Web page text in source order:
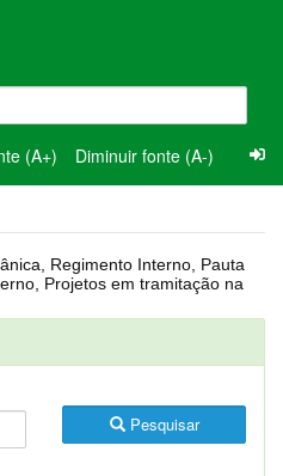
(A+) Diminuir fonte (A-)
Pesquisar